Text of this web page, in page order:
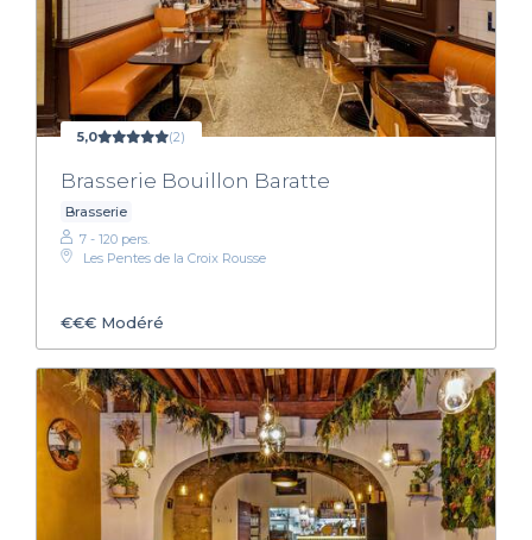
5,0 (2)
Brasserie Bouillon Baratte
Brasserie
7 - 120 pers.
Les Pentes de la Croix Rousse
€€€ Modéré